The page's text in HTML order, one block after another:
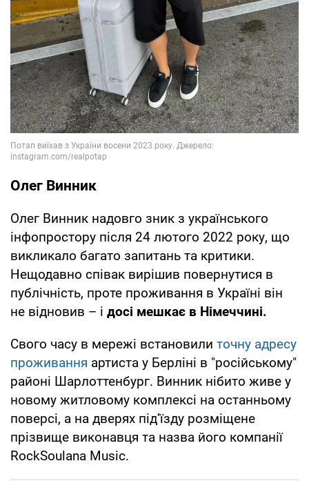
Олег Винник
Олег Винник надовго зник з українського
інфопростору після 24 лютого 2022 року, що
викликало багато запитань та критики.
Нещодавно співак вирішив повернутися в
публічність, проте проживання в Україні він
не відновив – і досі мешкає в Німеччині.
Свого часу в мережі встановили точну адресу
проживання артиста у Берліні в "російському"
районі Шарлоттенбург. Винник нібито живе у
новому житловому комплексі на останньому
поверсі, а на дверях під’їзду розміщене
прізвище виконавця та назва його компанії
RockSoulana Music.